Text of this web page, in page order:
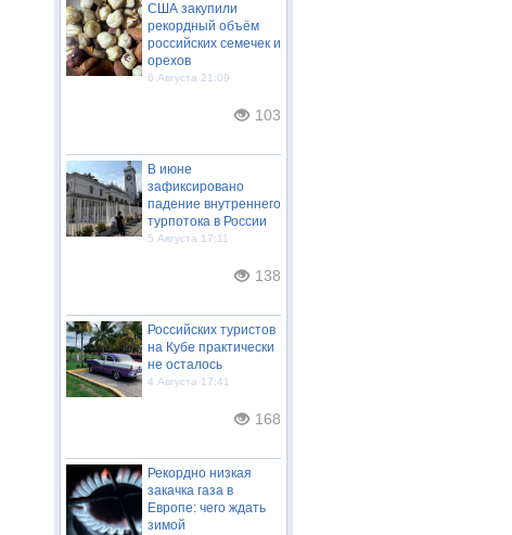
США закупили
рекордный объём
российских семечек и
орехов
6 Августа 21:09
103
В июне
зафиксировано
падение внутреннего
турпотока в России
5 Августа 17:11
138
Российских туристов
на Кубе практически
не осталось
4 Августа 17:41
168
Рекордно низкая
закачка газа в
Европе: чего ждать
зимой